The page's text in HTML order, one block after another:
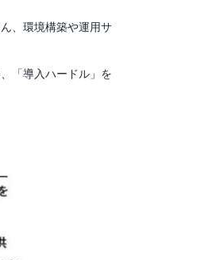
、環境構築や運用サ
「導入ハードル」を